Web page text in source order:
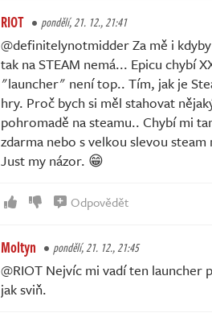
RIOT pondělí, 21. 12., 21:41
@definitelynotmidder Za mě i
tak na STEAM nemá... Epicu chybí
"launcher" není top.. Tím, jak je
hry. Proč bych si měl stahovat
pohromadě na steamu.. Chybí mi
zdarma nebo s velkou slevou steam
Just my názor. 😁
Odpovědět
Moltyn pondělí, 21. 12., 21:45
@RIOT Nejvíc mi vadí ten
jak sviň.